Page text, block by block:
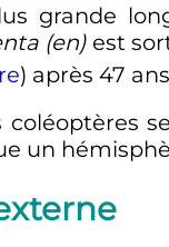
grande
(en)est
) après 47 ans
coléoptères
un